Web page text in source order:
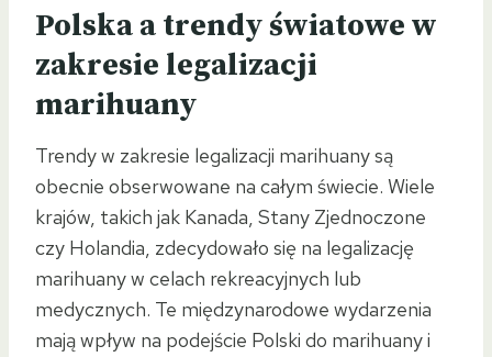
Polska a trendy światowe w
zakresie legalizacji
marihuany
Trendy w zakresie legalizacji marihuany są
obecnie obserwowane na całym świecie. Wiele
krajów, takich jak Kanada, Stany Zjednoczone
czy Holandia, zdecydowało się na legalizację
marihuany w celach rekreacyjnych lub
medycznych. Te międzynarodowe wydarzenia
mają wpływ na podejście Polski do marihuany i